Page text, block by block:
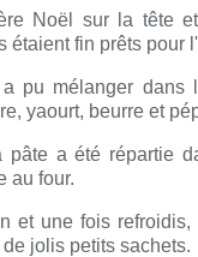
Noël sur la tête
étaient fin prêts pour
pu mélanger dans
yaourt, beurre et
pâte a été répartie
au four.
et une fois
jolis petits sachets.